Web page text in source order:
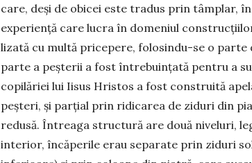
care, deși de obicei este tradus prin tâmplar,
experiență care lucra în dome­niul
lizată cu multă price­pere, folo­sindu-se o
parte a peșterii a fost întrebuințată pen­tru a
copilă­riei lui Iisus Hris­­tos a fost cons­truită
peș­teri, și parțial prin ridi­carea de ziduri din
redusă. În­treaga struc­tură are două niveluri,
interior, încăperile erau separate prin ziduri